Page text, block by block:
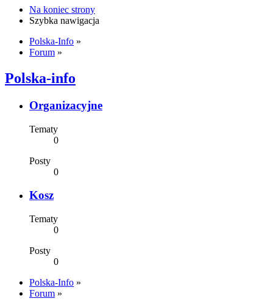
Na koniec strony
Szybka nawigacja
Polska-Info »
Forum »
Polska-info
Organizacyjne
Tematy
0
Posty
0
Kosz
Tematy
0
Posty
0
Polska-Info »
Forum »